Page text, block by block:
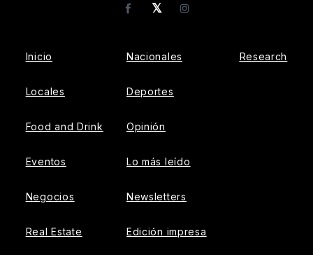
𝕏
FacebookInstagram
Inicio
Locales
Food and Drink
Eventos
Negocios
Real Estate
Nacionales
Deportes
Opinión
Lo más leído
Newsletters
Edición impresa
Research